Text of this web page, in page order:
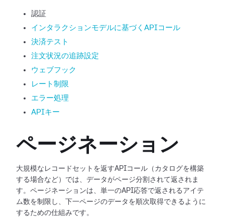
認証
インタラクションモデルに基づくAPIコール
決済テスト
注文状況の追跡設定
ウェブフック
レート制限
エラー処理
APIキー
ページネーション
大規模なレコードセットを返すAPIコール（カタログを構築
する場合など）では、データがページ分割されて返されま
す。ページネーションは、単一のAPI応答で返されるアイテ
ム数を制限し、下一ページのデータを順次取得できるように
するための仕組みです。